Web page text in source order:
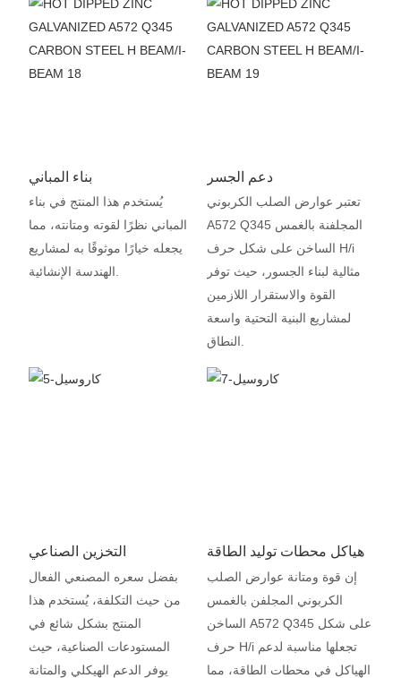
بناء المباني
يُستخدم هذا المنتج في بناء
المباني نظرًا لقوته ومتانته، مما
يجعله خيارًا موثوقًا به لمشاريع
دعم الجسر
تعتبر عوارض الصلب الكربوني
A572 Q345 المجلفنة بالغمس
الساخن على شكل حرف H/i
مثالية لبناء الجسور، حيث توفر
القوة والاستقرار اللازمين
لمشاريع البنية التحتية واسعة
التخزين الصناعي
بفضل سعره المصنعي الفعال
من حيث التكلفة، يُستخدم هذا
المنتج بشكل شائع في
المستودعات الصناعية، حيث
يوفر الدعم الهيكلي والمتانة
هياكل محطات توليد الطاقة
إن قوة ومتانة عوارض الصلب
الكربوني المجلفن بالغمس
الساخن A572 Q345 على شكل
حرف H/i تجعلها مناسبة لدعم
الهياكل في محطات الطاقة، مما